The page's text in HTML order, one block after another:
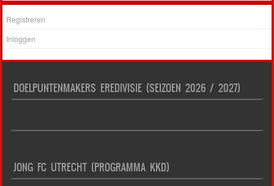
Registreren
Inloggen
DOELPUNTENMAKERS EREDIVISIE (SEIZOEN 2026 / 2027)
JONG FC UTRECHT (PROGRAMMA KKD)